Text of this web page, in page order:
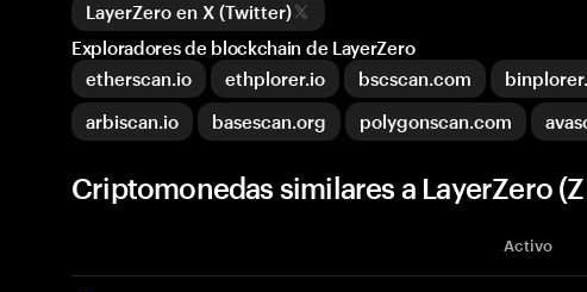
LayerZero en X (Twitter)
Exploradores de blockchain de LayerZero
etherscan.io
ethplorer.io bscscan.com
arbiscan.io
basescan.org polygonscan.com
Criptomonedas similares a LayerZero
Activo